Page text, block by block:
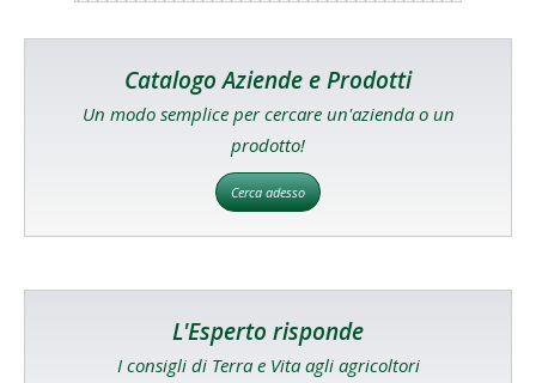
Catalogo Aziende e Prodotti
Un modo semplice per cercare un'azienda o un
prodotto!
Cerca adesso
L'Esperto risponde
I consigli di Terra e Vita agli agricoltori